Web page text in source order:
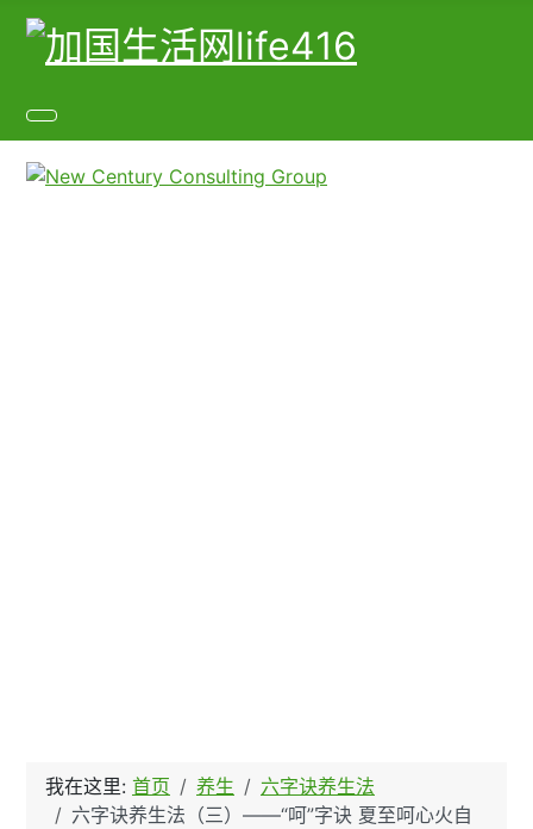
我在这里: 首页 养生
六字诀养生法
六字诀养生法（三）——“呵”字诀 夏至呵心火自